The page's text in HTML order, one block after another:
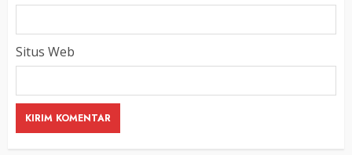
Situs Web